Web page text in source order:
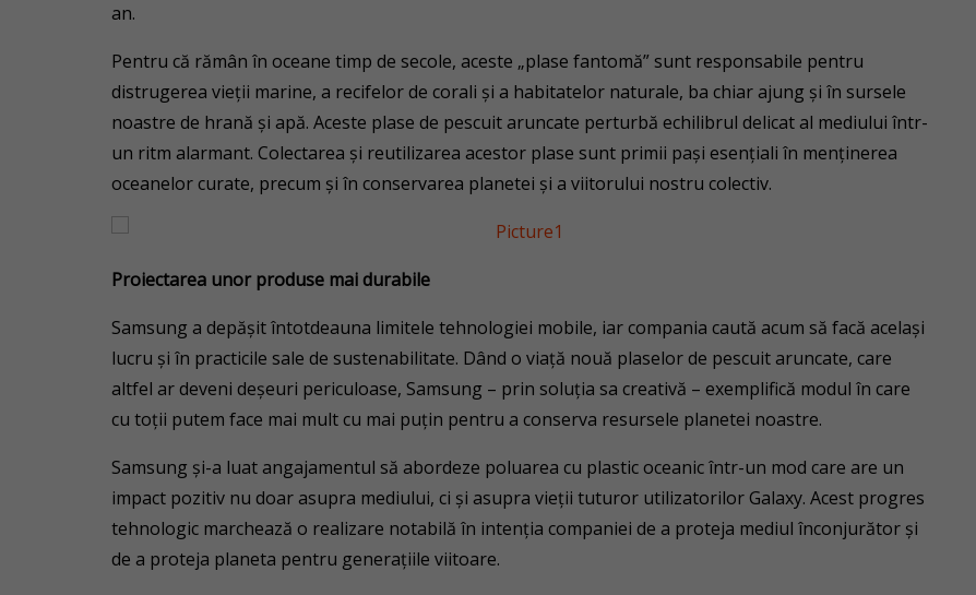
an.
Pentru că rămân în oceane timp de secole, aceste „plase fantomă” sunt responsabile pentru
distrugerea vieții marine, a recifelor de corali și a habitatelor naturale, ba chiar ajung și în sursele
noastre de hrană și apă. Aceste plase de pescuit aruncate perturbă echilibrul delicat al mediului într-
un ritm alarmant. Colectarea și reutilizarea acestor plase sunt primii pași esențiali în menținerea
oceanelor curate, precum și în conservarea planetei și a viitorului nostru colectiv.
Proiectarea unor produse mai durabile
Samsung a depășit întotdeauna limitele tehnologiei mobile, iar compania caută acum să facă același
lucru și în practicile sale de sustenabilitate. Dând o viață nouă plaselor de pescuit aruncate, care
altfel ar deveni deșeuri periculoase, Samsung – prin soluția sa creativă – exemplifică modul în care
cu toții putem face mai mult cu mai puțin pentru a conserva resursele planetei noastre.
Samsung și-a luat angajamentul să abordeze poluarea cu plastic oceanic într-un mod care are un
impact pozitiv nu doar asupra mediului, ci și asupra vieții tuturor utilizatorilor Galaxy. Acest progres
tehnologic marchează o realizare notabilă în intenția companiei de a proteja mediul înconjurător și
de a proteja planeta pentru generațiile viitoare.